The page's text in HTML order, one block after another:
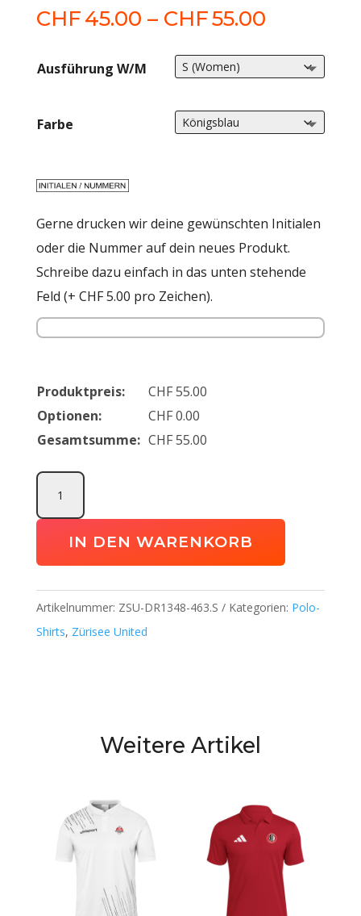
CHF45.00 – CHF55.00
bis
Ausführung W/M
Farbe
Gerne drucken wir deine gewünschten Initialen
oder die Nummer auf dein neues Produkt.
Schreibe dazu einfach in das unten stehende
Feld (+ CHF 5.00 pro Zeichen).
Produktpreis: CHF55.00
Optionen:
CHF0.00
Gesamtsumme: CHF55.00
Academy
Menge
IN DEN WARENKORB
Artikelnummer: ZSU-DR1348-463.S Kategorien: Polo-
Shirts, Zürisee United
Weitere Artikel